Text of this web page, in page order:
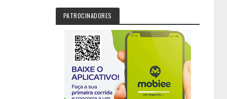
PATROCINADORES